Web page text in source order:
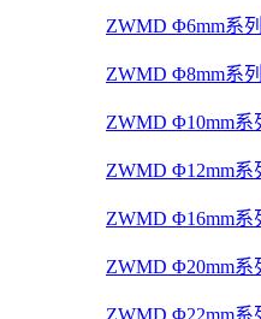
ZWMD Φ6mm系列
ZWMD Φ8mm系列
ZWMD Φ10mm系
ZWMD Φ12mm系
ZWMD Φ16mm系
ZWMD Φ20mm系
ZWMD Φ22mm系